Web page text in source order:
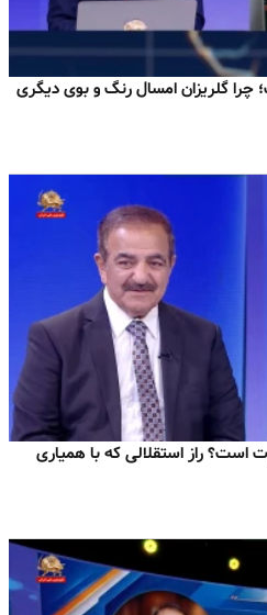
گلریزان امسال رنگ و بوی دیگری
است؟ راز استقلالی که با همیاری